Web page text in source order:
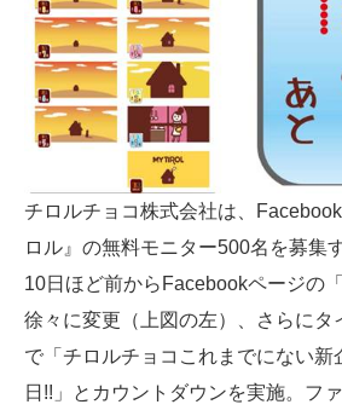
チロルチョコ株式会社は、
ロル』の無料モニター500名を募集
10日ほど前からFacebookページの
徐々に変更（上図の左）、さらにタ
で「チロルチョコこれまでにない新
日!!」とカウントダウンを実施。フ